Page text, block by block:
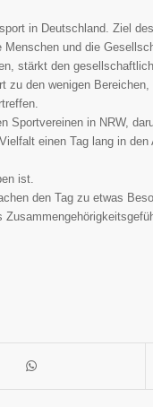
in Deutschland. Ziel
und die
stärkt den
zu den wenigen
Sportvereinen in NRW,
einen Tag lang in
ist.
den Tag zu etwas